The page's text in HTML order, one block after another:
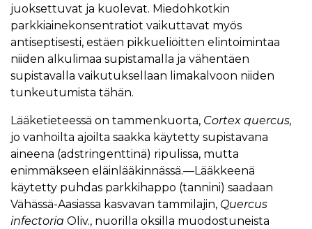
juoksettuvat ja kuolevat. Miedohkotkin
parkkiainekonsentratiot vaikuttavat myös
antiseptisesti, estäen pikkueliöitten elintoimintaa
niiden alkulimaa supistamalla ja vähentäen
supistavalla vaikutuksellaan limakalvoon niiden
tunkeutumista tähän.
Lääketieteessä on tammenkuorta, Cortex quercus,
jo vanhoilta ajoilta saakka käytetty supistavana
aineena (adstringenttinä) ripulissa, mutta
enimmäkseen eläinlääkinnässä.—Lääkkeenä
käytetty puhdas parkkihappo (tannini) saadaan
Vähässä-Aasiassa kasvavan tammilajin, Quercus
infectoria Oliv., nuorilla oksilla muodostuneista